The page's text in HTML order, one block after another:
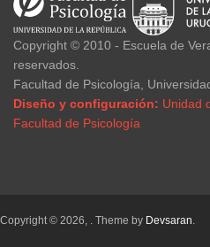
Copyright © 2010 - Escuela de
reservados.
Facultad de Psicología,
Diseño y configuración: Unidad
Facultad de Psicología
Copyright © 2026, . Theme by Devsaran.